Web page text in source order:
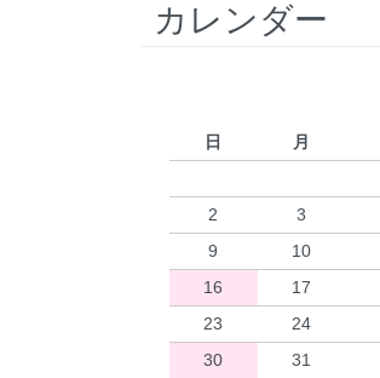
カレンダー
日
月
2
3
9
10
16
17
23
24
30
31